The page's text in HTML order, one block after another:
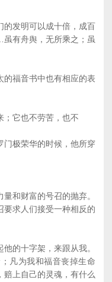
发明可以成十倍，成百
有舟舆，无所乘之；虽
福音书中也有相应的表
它也不劳苦，也不
极荣华的时候，他所穿
和财富的号召的抛弃。
要求人们接受一种相反的
的十字架，来跟从我。
凡为我和福音丧掉生命
赔上自己的灵魂，有什么